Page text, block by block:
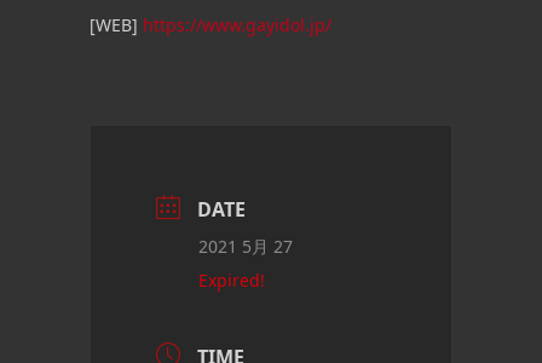
[WEB] https://www.gayidol.jp/
DATE
2021 5月 27
Expired!
TIME